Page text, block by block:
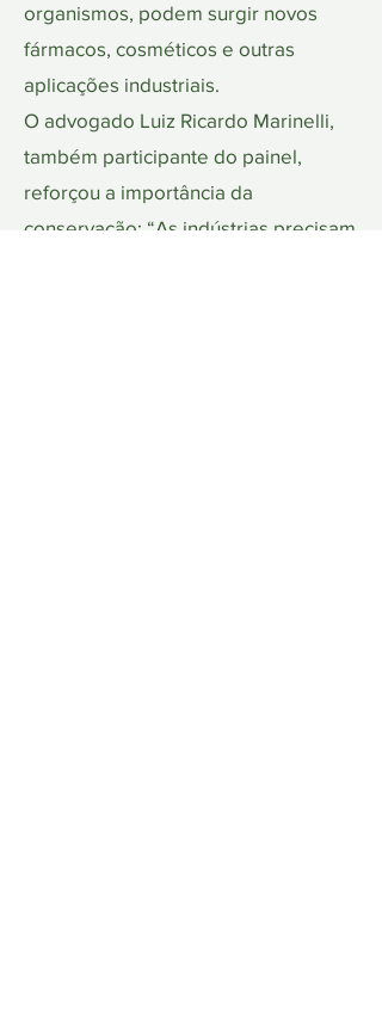
organismos, podem surgir novos
fármacos, cosméticos e outras
aplicações industriais.
O advogado Luiz Ricardo Marinelli,
também participante do painel,
reforçou a importância da
conservação: “As indústrias precisam